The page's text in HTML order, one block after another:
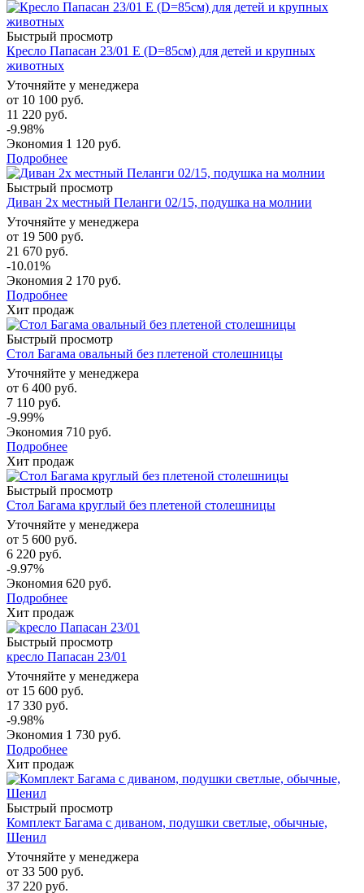
Быстрый просмотр
Кресло Папасан 23/01 E (D=85см) для детей и крупных
животных
Уточняйте у менеджера
от 10 100 руб.
11 220 руб.
-9.98%
Экономия 1 120 руб.
Подробнее
Быстрый просмотр
Диван 2х местный Пеланги 02/15, подушка на молнии
Уточняйте у менеджера
от 19 500 руб.
21 670 руб.
-10.01%
Экономия 2 170 руб.
Подробнее
Хит продаж
Быстрый просмотр
Стол Багама овальный без плетеной столешницы
Уточняйте у менеджера
от 6 400 руб.
7 110 руб.
-9.99%
Экономия 710 руб.
Подробнее
Хит продаж
Быстрый просмотр
Стол Багама круглый без плетеной столешницы
Уточняйте у менеджера
от 5 600 руб.
6 220 руб.
-9.97%
Экономия 620 руб.
Подробнее
Хит продаж
Быстрый просмотр
кресло Папасан 23/01
Уточняйте у менеджера
от 15 600 руб.
17 330 руб.
-9.98%
Экономия 1 730 руб.
Подробнее
Хит продаж
Быстрый просмотр
Комплект Багама с диваном, подушки светлые, обычные,
Шенил
Уточняйте у менеджера
от 33 500 руб.
37 220 руб.